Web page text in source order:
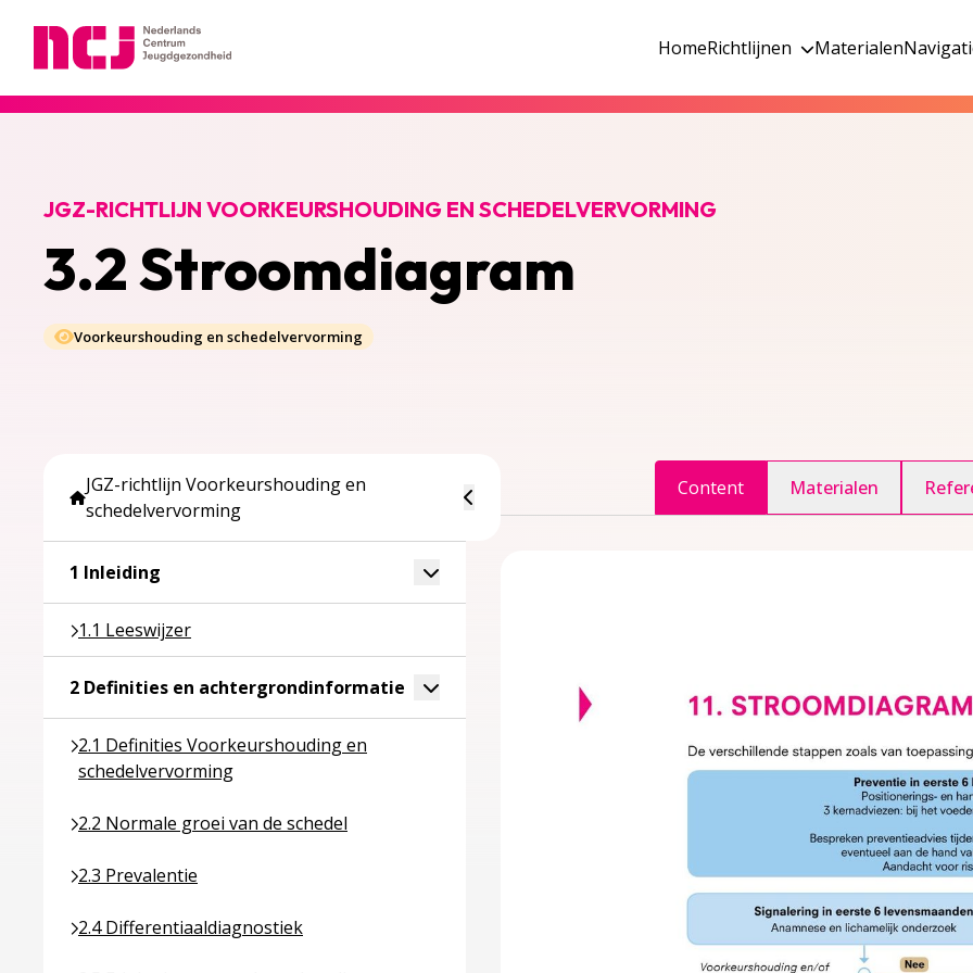
HomeRichtlijnen Materialen
3.2 Stroomdiagram
JGZ-RICHTLIJN VOORKEURSHOUDING EN SCHEDELVERVORMING
Voorkeurshouding en schedelvervorming
JGZ-richtlijn Voorkeurshouding en
schedelvervorming
Toggle inhoudsopgave
1 Inleiding Toggle accordion over 1 Inleiding
1.1 Leeswijzer
Ga naar pagina over 1.1 Leeswijzer
2 Definities en achtergrondinformatie Ga naar pagina over 2 Definities en achtergrondinformatie
Toggle accordion over 2 Definities en achtergrondinformatie
2.1 Definities Voorkeurshouding en
schedelvervorming
Ga naar pagina over 2.1 Definities Voorkeurshouding en schedelvervorming
2.2 Normale groei van de schedel
Ga naar pagina over 2.2 Normale groei van de schedel
2.3 Prevalentie
Ga naar pagina over 2.3 Prevalentie
2.4 Differentiaaldiagnostiek
Ga naar pagina over 2.4 Differentiaaldiagnostiek
Content Materialen